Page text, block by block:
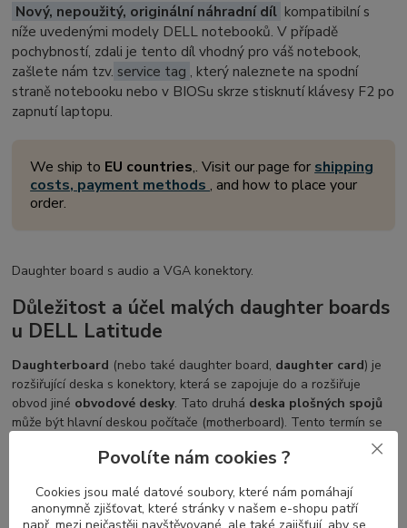
Nový, nepoužitý, originální náhradní díl kompatibilní s
níže uvedenými modely DELL notebooků. V případě
pochybností, zdali je tento díl vhodný pro váš notebook,
zašlete nám tzv. service tag , který naleznete na spodní
straně notebooku nebo v BIOSu skrze stisknutí klávesy F2 po
zapnutí laptopu.
We ship to EU countries,. Visit our page for shipping
costs, payment methods, and how to place your
order.
Daughter board s audio a VGA konektory.
Důležitost a účel malých daughter boards
u DELL Latitude
Daughterboard (nebo také daughter board, daughter card) je
rozšiřující deska s konektory, která se zapojuje do a rozšiřuje
obvod jiné obvodové desky. Tato druhá deska plošných spojů
může být hlavní deskou počítače (motherboard). Tento termín se
připojují k existující základní desce.
Povolíte nám cookies ?
Cookies jsou malé datové soubory, které nám pomáhají
anonymně zjišťovat, které stránky v našem e-shopu patří
např. mezi nejčastěji navštěvované, ale také zajišťují, aby se